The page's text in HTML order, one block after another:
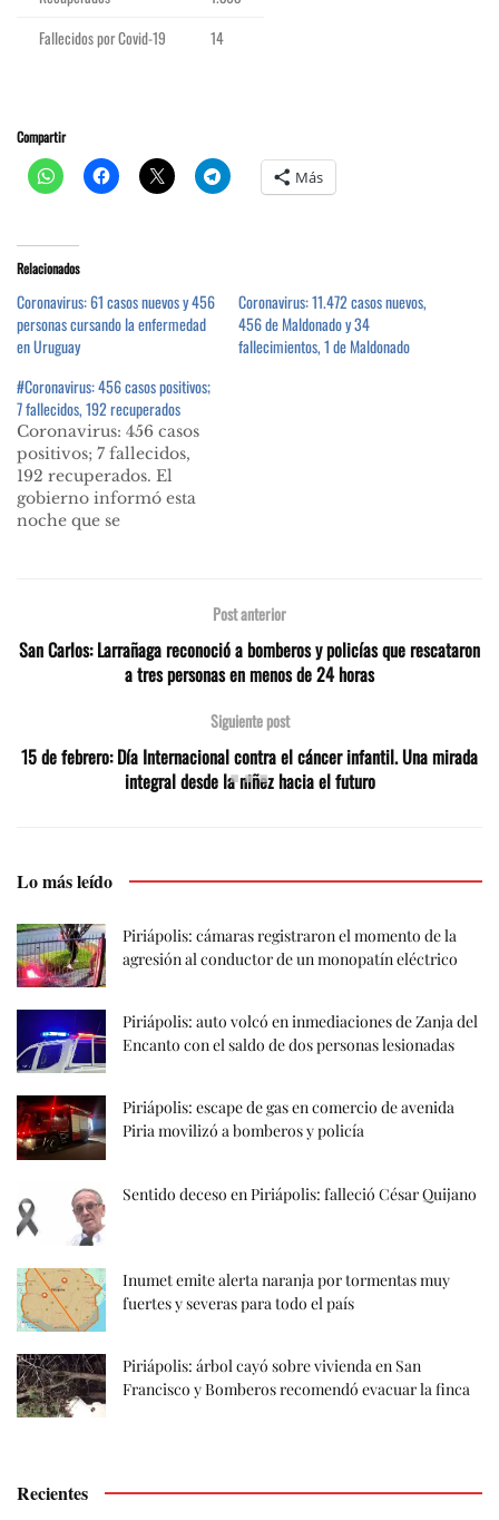
Fallecidos por Covid-19
14
Compartir
Más
Relacionados
Coronavirus: 61 casos nuevos y 456
personas cursando la enfermedad
en Uruguay
Coronavirus: 11.472 casos nuevos,
456 de Maldonado y 34
fallecimientos, 1 de Maldonado
#Coronavirus: 456 casos positivos;
7 fallecidos, 192 recuperados
Coronavirus: 456 casos
positivos; 7 fallecidos,
192 recuperados. El
gobierno informó esta
noche que se
total son 456 casos
positivos confirmados
Post anterior
San Carlos: Larrañaga reconoció a bomberos y policías que rescataron
a tres personas en menos de 24 horas
Siguiente post
15 de febrero: Día Internacional contra el cáncer infantil. Una mirada
integral desde la niñez hacia el futuro
Lo más leído
Piriápolis: cámaras registraron el momento de la
agresión al conductor de un monopatín eléctrico
Piriápolis: auto volcó en inmediaciones de Zanja del
Encanto con el saldo de dos personas lesionadas
Piriápolis: escape de gas en comercio de avenida
Piria movilizó a bomberos y policía
Sentido deceso en Piriápolis: falleció César Quijano
Inumet emite alerta naranja por tormentas muy
fuertes y severas para todo el país
Piriápolis: árbol cayó sobre vivienda en San
Francisco y Bomberos recomendó evacuar la finca
Recientes